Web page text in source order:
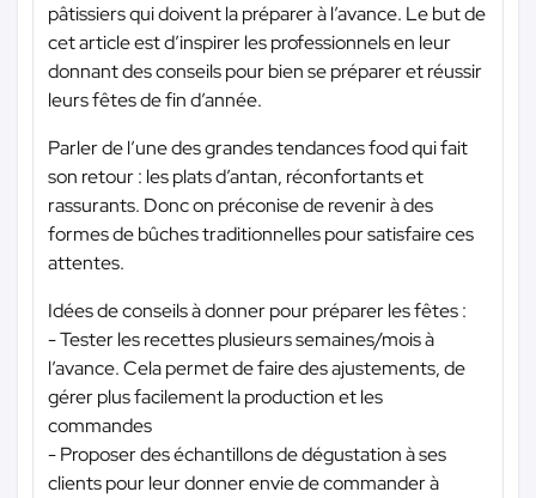
pâtissiers qui doivent la préparer à l’avance. Le but de
cet article est d’inspirer les professionnels en leur
donnant des conseils pour bien se préparer et réussir
leurs fêtes de fin d’année.
Parler de l’une des grandes tendances food qui fait
son retour : les plats d’antan, réconfortants et
rassurants. Donc on préconise de revenir à des
formes de bûches traditionnelles pour satisfaire ces
attentes.
Idées de conseils à donner pour préparer les fêtes :
- Tester les recettes plusieurs semaines/mois à
l’avance. Cela permet de faire des ajustements, de
gérer plus facilement la production et les
commandes
- Proposer des échantillons de dégustation à ses
clients pour leur donner envie de commander à